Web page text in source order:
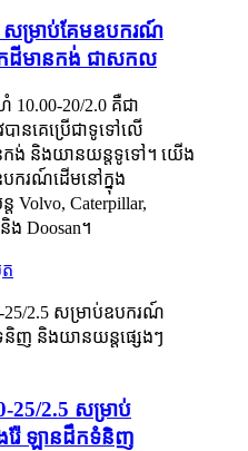
សម្រាប់គែមឧបករណ៍
មានកង់ ជាសកល
20/2.0 គឺជា
ានគេប្រើជាទូទៅលើ
ង់ និងយានយន្តទូទៅ។ យើង
បករណ៍ដើមនៅក្នុង
Volvo, Caterpillar,
ង Doosan។
2.5 សម្រាប់
ឡានដឹកទំនិញ